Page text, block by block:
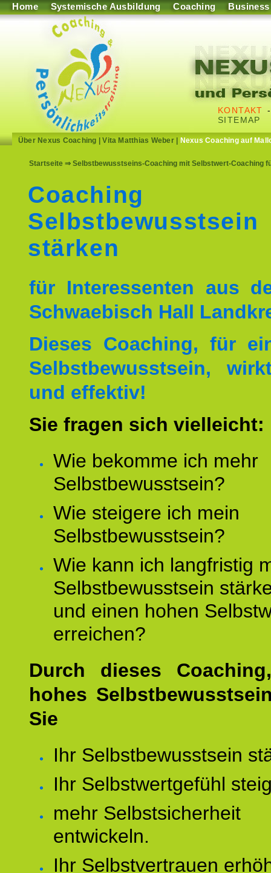
Home Systemische Ausbildung Coaching Business
KONTAKT
SITEMAP
Über Nexus Coaching |Vita Matthias Weber| Nexus Coaching auf
Startseite ⇒ Selbstbewusstseins-Coaching mit Selbstwert-Coaching
Coaching
Selbstbewusstsein
stärken
für Interessenten aus
Schwaebisch Hall
Dieses Coaching, für
Selbstbewusstsein,
und effektiv!
Sie fragen sich vielleicht:
Wie bekomme ich mehr
Selbstbewusstsein?
Wie steigere ich mein
Selbstbewusstsein?
Wie kann ich langfristig
Selbstbewusstsein
und einen hohen
erreichen?
Durch dieses
hohes
Sie
Ihr Selbstbewusstsein
Ihr Selbstwertgefühl
mehr Selbstsicherheit
entwickeln.
Ihr Selbstvertrauen